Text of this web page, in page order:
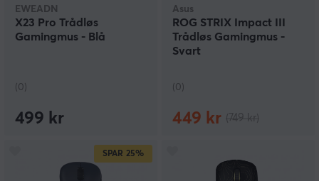
EWEADN
X23 Pro Trådløs
Gamingmus - Blå
(0)
499 kr
Asus
ROG STRIX Impact III
Trådløs Gamingmus -
Svart
(0)
449 kr
SPAR 25%